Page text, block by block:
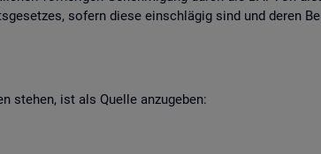
so­fern diese ein­schlä­gig sind und deren
ste­hen, ist als Quel­le an­zu­ge­ben: